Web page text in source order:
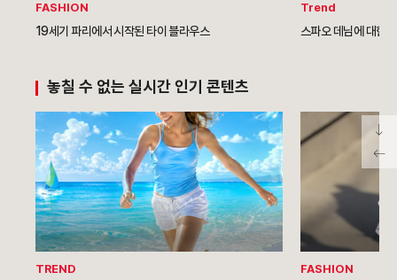
FASHION
19세기 파리에서 시작된 타이 블라우스
Trend
스파오 데님에 대한
놓칠 수 없는 실시간 인기 콘텐츠
TREND FASHION